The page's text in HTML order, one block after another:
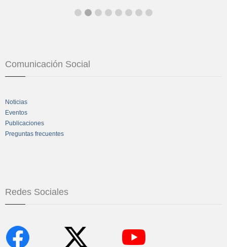
Comunicación Social
Noticias
Eventos
Publicaciones
Preguntas frecuentes
Redes Sociales